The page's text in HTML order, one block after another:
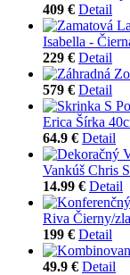
409 € Detail
Isabella -
229 € Detail
579 € Detail
Erica Šírka
64.9 € Detail
Vankúš Chris
14.99 € Detail
Riva Čierny/
199 € Detail
49.9 € Detail